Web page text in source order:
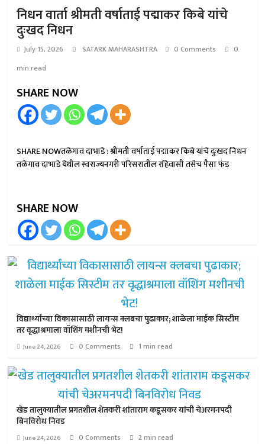
निधन वार्ता श्रीमती वर्षाताई पद्माकर किबे यांचे
दुःखद निधन
July 15, 2026 SATARK MAHARASHTRA 0 Comments
0
min read
SHARE NOW
SHARE NOWतळेगाव दाभाडे : श्रीमती वर्षाताई पद्माकर किबे यांचे दुःखद निधन
तळेगाव दाभाडे येथील स्वराज्यनगरी परिसरातील रहिवासी तसेच पैसा फंड
SHARE NOW
विद्यार्थ्यांच्या विकासासाठी लायन्स क्लबचा पुढाकार; शाळेला माईक सिस्टीम
तर वृद्धाश्रमाला वॉशिंग मशीनची भेट!
June 24, 2026 0 Comments 1 min read
खेड तालुक्यातील प्रगतशील शेतकरी शांताराम कडूसकर यांची चेअरमनपदी
बिनविरोध निवड
June 24, 2026 0 Comments 2 min read